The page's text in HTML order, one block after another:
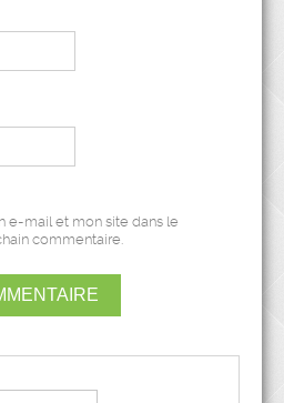
e-mail et mon site dans le
commentaire.